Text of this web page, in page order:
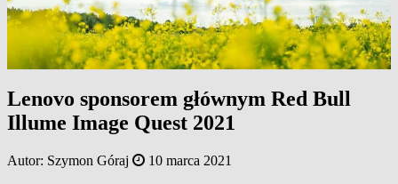
Lenovo sponsorem głównym Red Bull
Illume Image Quest 2021
Autor: Szymon Góraj 10 marca 2021